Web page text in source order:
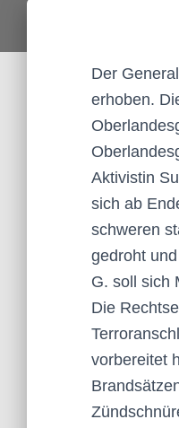
Der
erhoben.
Aktivistin
sich ab
schweren
gedroht
G. soll sich
Die
vorbereitet